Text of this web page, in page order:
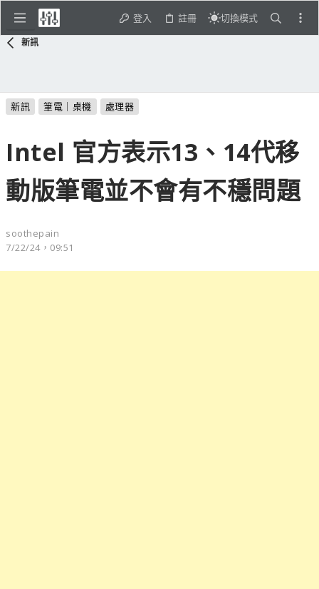
登入 註冊 切換模式
新訊
新訊 筆電｜桌機 處理器
Intel 官方表示13、14代移
動版筆電並不會有不穩問題
soothepain
7/22/24，09:51